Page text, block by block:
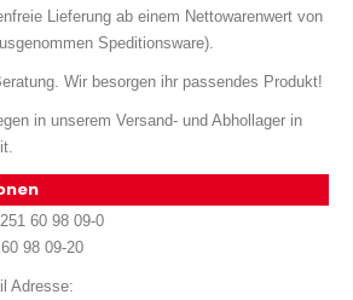
Lieferung ab einem Nettowarenwert von
Speditionsware).
Wir besorgen ihr passendes Produkt!
in unserem Versand- und Abhollager in
60 98 09-0
98 09-20
Adresse: